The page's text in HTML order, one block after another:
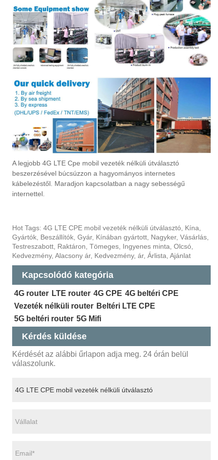
A legjobb 4G LTE Cpe mobil vezeték nélküli útválasztó
beszerzésével búcsúzzon a hagyományos internetes
kábelezéstől. Maradjon kapcsolatban a nagy sebességű
internettel.
Hot Tags: 4G LTE CPE mobil vezeték nélküli útválasztó, Kína,
Gyártók, Beszállítók, Gyár, Kínában gyártott, Nagyker, Vásárlás,
Testreszabott, Raktáron, Tömeges, Ingyenes minta, Olcsó,
Kedvezmény, Alacsony ár, Kedvezmény, ár, Árlista, Ajánlat
Kapcsolódó kategória
4G router LTE router 4G CPE 4G beltéri CPE
Vezeték nélküli router Beltéri LTE CPE
5G beltéri router 5G Mifi
Kérdés küldése
Kérdését az alábbi űrlapon adja meg. 24 órán belül
válaszolunk.